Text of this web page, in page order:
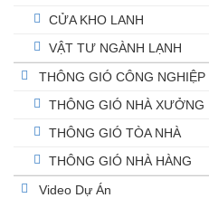
CỬA KHO LANH
VẬT TƯ NGÀNH LẠNH
THÔNG GIÓ CÔNG NGHIỆP
THÔNG GIÓ NHÀ XƯỞNG
THÔNG GIÓ TÒA NHÀ
THÔNG GIÓ NHÀ HÀNG
Video Dự Án